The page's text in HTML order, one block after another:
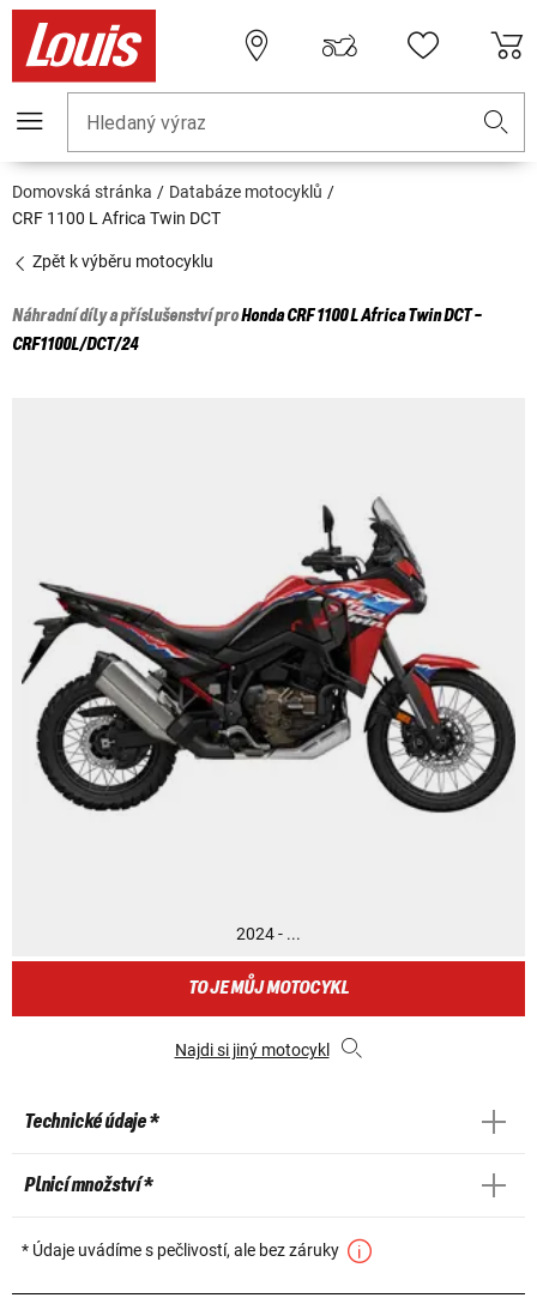
Hledaný výraz
Domovská stránka
Databáze motocyklů
CRF 1100 L Africa Twin DCT
Zpět k výběru motocyklu
Náhradní díly a příslušenství proHondaCRF 1100 L Africa Twin DCT -
CRF1100L/DCT/24
2024 - ...
TO JE MŮJ MOTOCYKL
Najdi si jiný motocykl
Technické údaje *
Plnicí množství *
* Údaje uvádíme s pečlivostí, ale bez záruky